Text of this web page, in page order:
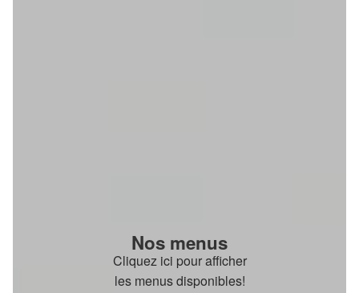
Nos menus
Cliquez ici pour afficher
les menus disponibles!